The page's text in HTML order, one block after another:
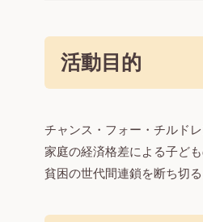
活動目的
チャンス・フォー・チルドレ
家庭の経済格差による子ども
貧困の世代間連鎖を断ち切